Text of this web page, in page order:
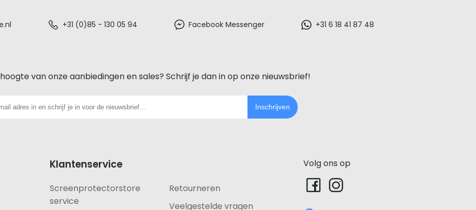
+31 (0)85 - 130 05 94 Facebook Messenger +31 6 18 41 87 48
van onze aanbiedingen en sales? Schrijf je dan in op onze nieuwsbrief!
Inschrijven
Klantenservice
Screenprotectorstore
service
Retourneren
Veelgestelde vragen
Volg ons op